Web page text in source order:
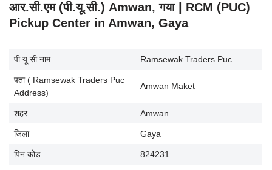
आर.सी.एम (पी.यू.सी.) Amwan, गया | RCM (PUC)
Pickup Center in Amwan, Gaya
पी.यू.सी नाम Ramsewak Traders Puc
पता ( Ramsewak Traders Puc
Address)
Amwan Maket
शहर Amwan
जिला Gaya
पिन कोड 824231